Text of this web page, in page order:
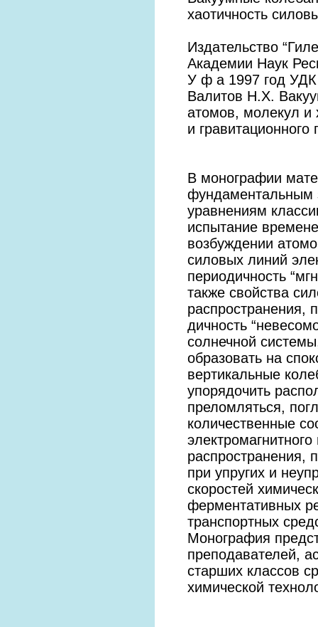
хаотичность
Издательство
Академии Наук
У ф а 1997 год
Валитов Н.Х.
атомов, молекул и
и гравитационного
В монографии
фундаментальным
уравнениям
испытание
возбуждении
силовых линий
периодичность
также свойства
распространения,
дичность
солнечной
образовать на
вертикальные
упорядочить
преломляться,
количественные
распространения,
при упругих и
скоростей
ферментативных
транспортных
Монография
преподавателей,
старших классов
химической